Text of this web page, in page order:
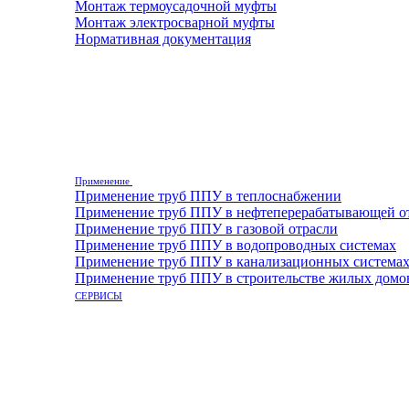
Монтаж термоусадочной муфты
Монтаж электросварной муфты
Нормативная документация
Применение
Применение труб ППУ в теплоснабжении
Применение труб ППУ в нефтеперерабатывающей
Применение труб ППУ в газовой отрасли
Применение труб ППУ в водопроводных системах
Применение труб ППУ в канализационных системах
Применение труб ППУ в строительстве жилых
СЕРВИСЫ